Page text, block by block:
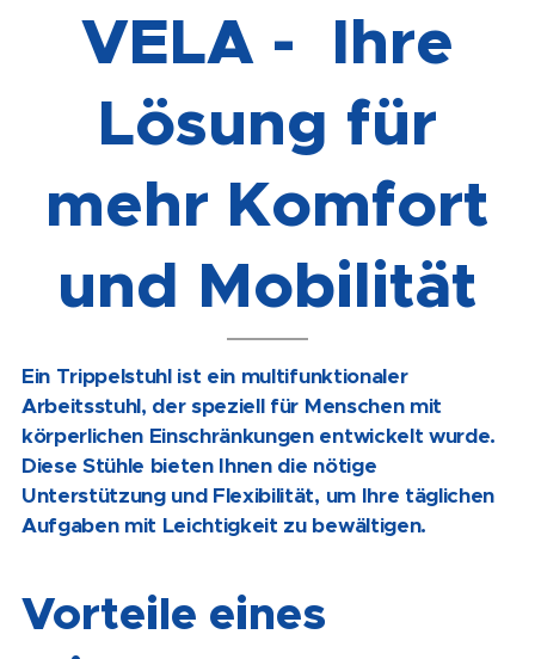
VELA - Ihre
Lösung für
mehr Komfort
und Mobilität
Ein Trippelstuhl ist ein multifunktionaler
Arbeitsstuhl, der speziell für Menschen mit
körperlichen Einschränkungen entwickelt wurde.
Diese Stühle bieten Ihnen die nötige
Unterstützung und Flexibilität, um Ihre täglichen
Aufgaben mit Leichtigkeit zu bewältigen.
Vorteile eines